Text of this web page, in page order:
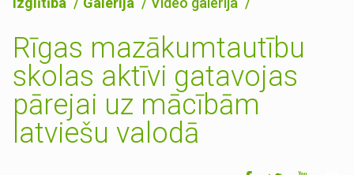
Rīgas mazākumtautību
skolas aktīvi gatavojas
pārejai uz mācībām
latviešu valodā